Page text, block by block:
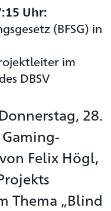
Uhr:
(BFSG) in
im
DBSV
28.
Felix Högl,
Thema „Blind